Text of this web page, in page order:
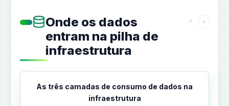
Onde os dados
entram na pilha de
infraestrutura
As três camadas de consumo de dados na
infraestrutura